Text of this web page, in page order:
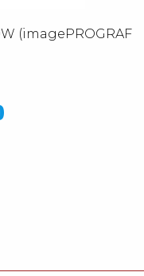
(imagePROGRAF